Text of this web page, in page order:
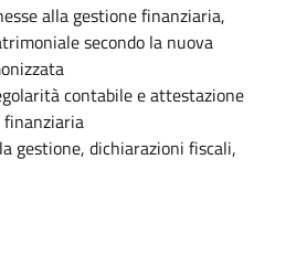
alla gestione finanziaria,
secondo la nuova
contabile e attestazione
gestione, dichiarazioni fiscali,